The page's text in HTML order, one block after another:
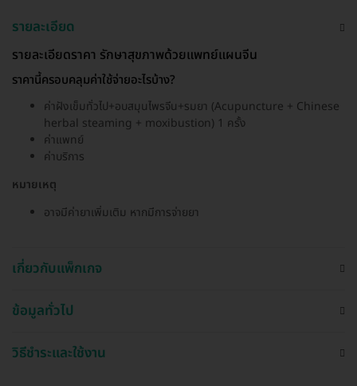
รายละเอียด
รายละเอียดราคา รักษาสุขภาพด้วยแพทย์แผนจีน
ราคานี้ครอบคลุมค่าใช้จ่ายอะไรบ้าง?
ค่าฝังเข็มทั่วไป+อบสมุนไพรจีน+รมยา (Acupuncture + Chinese
herbal steaming + moxibustion) 1 ครั้ง
ค่าแพทย์
ค่าบริการ
หมายเหตุ
อาจมีค่ายาเพิ่มเติม หากมีการจ่ายยา
เกี่ยวกับแพ็กเกจ
ข้อมูลทั่วไป
วิธีชำระและใช้งาน